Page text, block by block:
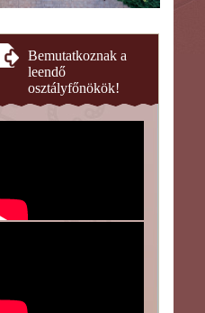
Bemutatkoznak a
leendő
osztályfőnökök!